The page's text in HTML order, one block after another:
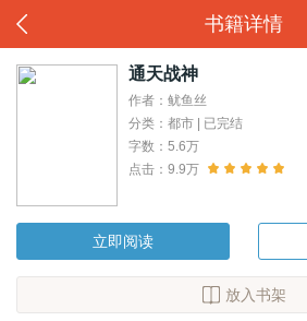
书籍详情
通天战神
作者：鱿鱼丝
分类：都市 | 已完结
字数：5.6万
点击：9.9万
立即阅读
放入书架